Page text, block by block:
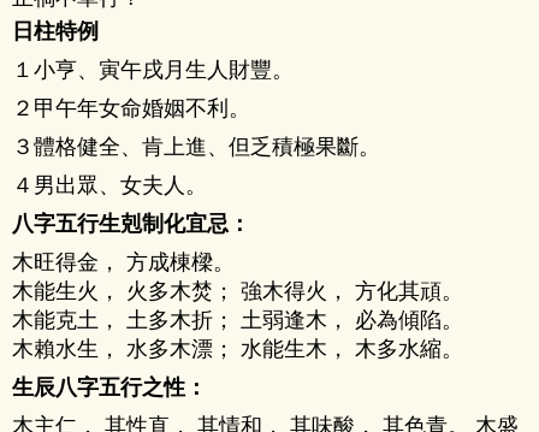
日柱特例
１小亨、寅午戌月生人財豐。
２甲午年女命婚姻不利。
３體格健全、肯上進、但乏積極果斷。
４男出眾、女夫人。
八字五行生剋制化宜忌：
木旺得金， 方成棟樑。
木能生火， 火多木焚； 強木得火， 方化其頑。
木能克土， 土多木折； 土弱逢木， 必為傾陷。
木賴水生， 水多木漂； 水能生木， 木多水縮。
生辰八字五行之性：
木主仁， 其性直， 其情和， 其味酸， 其色青。 木盛